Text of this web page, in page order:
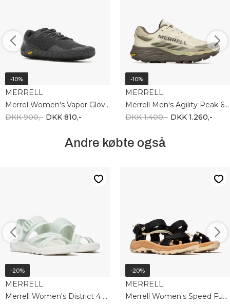
-10%
MERRELL
Merrel Women's Vapor Glove 6 J067718
DKK 900,- DKK 810,-
-10%
MERRELL
Merrell Men's Agility Peak 6 - Burlap J00003311
DKK 1.400,- DKK 1.260,-
Andre købte også
-20%
MERRELL
Merrell Women's District 4 Backstrap J007776
-20%
MERRELL
Merrell Women's Speed Fusion Web RMX J008132